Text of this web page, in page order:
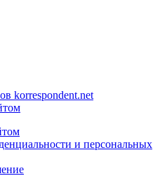
korrespondent.net
и персональных